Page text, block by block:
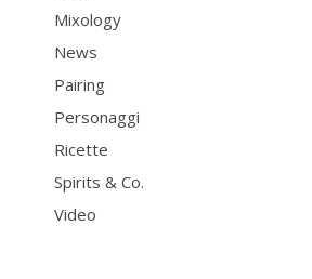
Mixology
News
Pairing
Personaggi
Ricette
Spirits & Co.
Video